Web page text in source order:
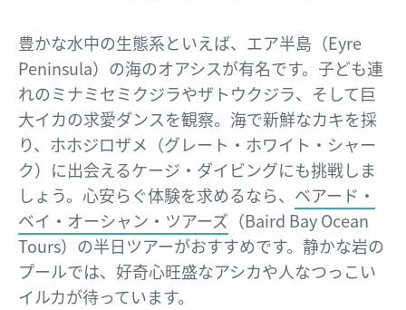
豊かな水中の生態系といえば、エア半島（Eyre
Peninsula）の海のオアシスが有名です。子ども連
れのミナミセミクジラやザトウクジラ、そして巨
大イカの求愛ダンスを観察。海で新鮮なカキを採
り、ホホジロザメ（グレート・ホワイト・シャー
ク）に出会えるケージ・ダイビングにも挑戦しま
しょう。心安らぐ体験を求めるなら、 ベアード・
ベイ・オーシャン・ツアーズ （Baird Bay Ocean
Tours）の半日ツアーがおすすめです。静かな岩の
プールでは、好奇心旺盛なアシカや人なつっこい
イルカが待っています。